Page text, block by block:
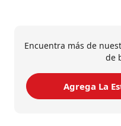
Encuentra más de
de
Agrega La